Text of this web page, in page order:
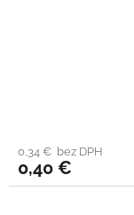
0,34 € bez DPH
0,40 €